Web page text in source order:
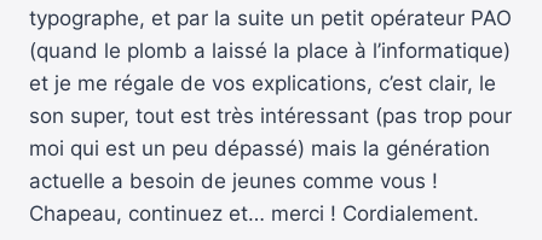
typographe, et par la suite un petit opérateur PAO
(quand le plomb a laissé la place à l’informatique)
et je me régale de vos explications, c’est clair, le
son super, tout est très intéressant (pas trop pour
moi qui est un peu dépassé) mais la génération
actuelle a besoin de jeunes comme vous !
Chapeau, continuez et… merci ! Cordialement.